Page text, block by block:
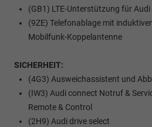
(GB1) LTE-Unterstützung für
(9ZE) Telefonablage mit
Mobilfunk-Koppelantenne
SICHERHEIT:
(4G3) Ausweichassistent und
(IW3) Audi connect Notruf &
Remote & Control
(2H9) Audi drive select